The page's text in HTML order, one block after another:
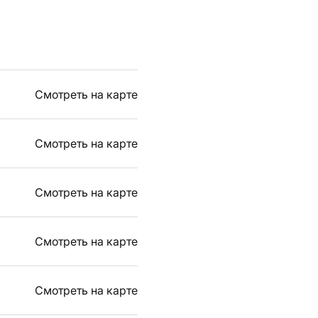
Смотреть на карте
Смотреть на карте
Смотреть на карте
Смотреть на карте
Смотреть на карте